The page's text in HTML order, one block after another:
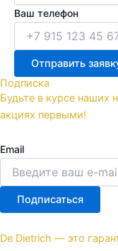
Ваш телефон
Отправить
Подписка
Будьте в курсе наших
акциях первыми!
Email
Подписаться
De Dietrich — это